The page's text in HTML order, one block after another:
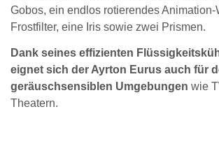
Gobos, ein endlos rotierendes Animation-
Frostfilter, eine Iris sowie zwei Prismen.
Dank seines effizienten
eignet sich der Ayrton Eurus auch für
geräuschsensiblen Umgebungen wie
Theatern.